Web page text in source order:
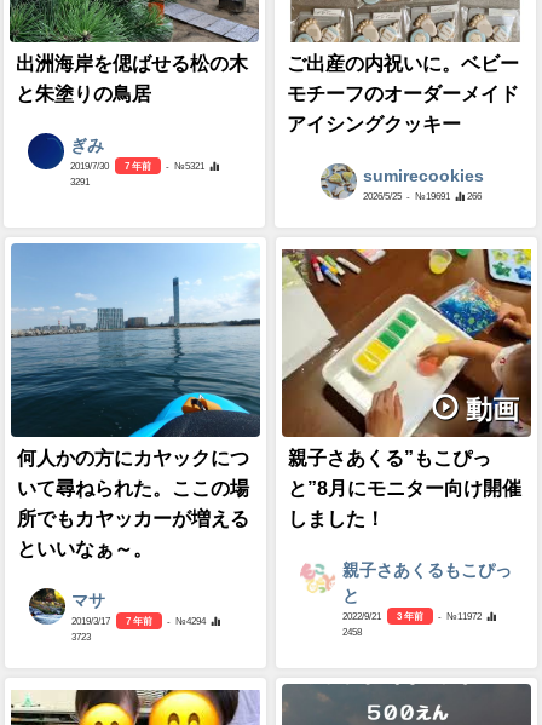
出洲海岸を偲ばせる松の木
と朱塗りの鳥居
ぎみ
2019/7/30 7 年前
- №5321
3291
ご出産の内祝いに。ベビー
モチーフのオーダーメイド
アイシングクッキー
sumirecookies
2026/5/25 - №19691 266
何人かの方にカヤックにつ
いて尋ねられた。ここの場
所でもカヤッカーが増える
といいなぁ～。
マサ
2019/3/17 7 年前
- №4294
3723
動画
親子さあくる”もこぴっ
と”8月にモニター向け開催
しました！
親子さあくるもこぴっ
と
2022/9/21 3 年前
- №11972
2458